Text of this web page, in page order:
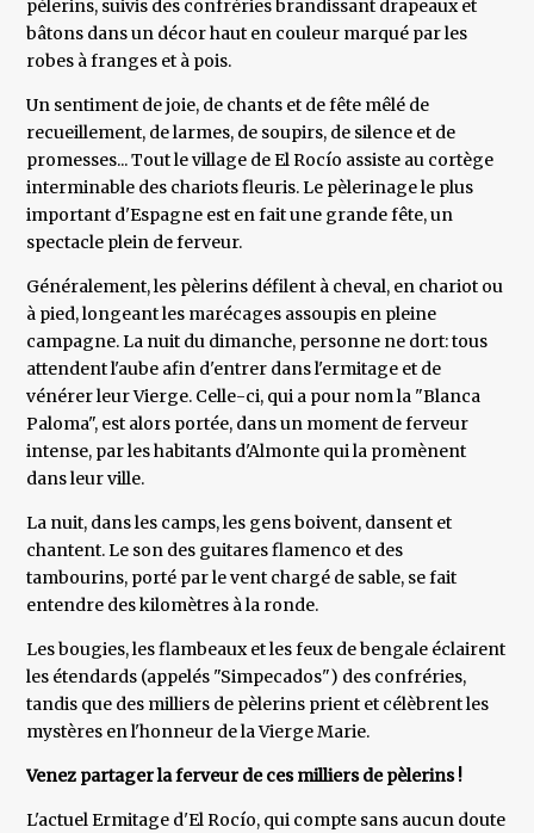
pèlerins, suivis des confréries brandissant drapeaux et
bâtons dans un décor haut en couleur marqué par les
robes à franges et à pois.
Un sentiment de joie, de chants et de fête mêlé de
recueillement, de larmes, de soupirs, de silence et de
promesses... Tout le village de El Rocío assiste au cortège
interminable des chariots fleuris. Le pèlerinage le plus
important d'Espagne est en fait une grande fête, un
spectacle plein de ferveur.
Généralement, les pèlerins défilent à cheval, en chariot ou
à pied, longeant les marécages assoupis en pleine
campagne. La nuit du dimanche, personne ne dort: tous
attendent l'aube afin d'entrer dans l'ermitage et de
vénérer leur Vierge. Celle-ci, qui a pour nom la "Blanca
Paloma", est alors portée, dans un moment de ferveur
intense, par les habitants d'Almonte qui la promènent
dans leur ville.
La nuit, dans les camps, les gens boivent, dansent et
chantent. Le son des guitares flamenco et des
tambourins, porté par le vent chargé de sable, se fait
entendre des kilomètres à la ronde.
Les bougies, les flambeaux et les feux de bengale éclairent
les étendards (appelés "Simpecados") des confréries,
tandis que des milliers de pèlerins prient et célèbrent les
mystères en l'honneur de la Vierge Marie.
Venez partager la ferveur de ces milliers de pèlerins !
L'actuel Ermitage d'El Rocío, qui compte sans aucun doute